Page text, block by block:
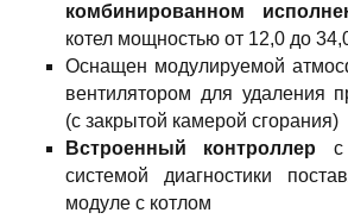
комбинированном
котел мощностью от 12,0 до
Оснащен модулируемой
вентилятором для удаления
(с закрытой камерой сгорания)
Встроенный контроллер с
системой диагностики
модуле с котлом